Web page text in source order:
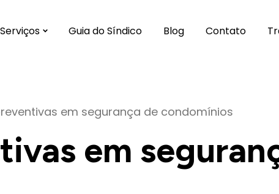
Serviços Guia do Síndico Blog Contato
em segurança de condomínios
em